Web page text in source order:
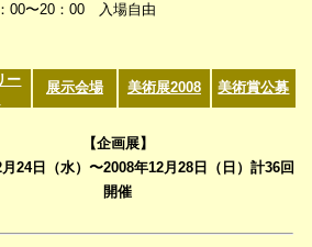
00〜20：00 入場自由
ー
展示会場 美術展2008 美術賞公募
【企画展】
24日（水）〜2008年12月28日（日）計36回
開催